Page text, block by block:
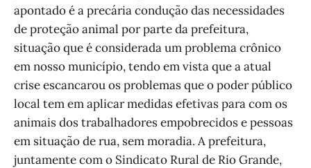
apontado é a precária condução das necessidades
de proteção animal por parte da prefeitura,
situação que é considerada um problema crônico
em nosso município, tendo em vista que a atual
crise escancarou os problemas que o poder público
local tem em aplicar medidas efetivas para com os
animais dos trabalhadores empobrecidos e pessoas
em situação de rua, sem moradia. A prefeitura,
juntamente com o Sindicato Rural de Rio Grande,